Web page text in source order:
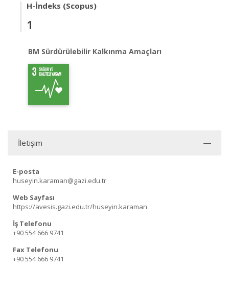
H-İndeks (Scopus)
1
BM Sürdürülebilir Kalkınma Amaçları
İletişim
E-posta
huseyin.karaman@gazi.edu.tr
Web Sayfası
https://avesis.gazi.edu.tr/huseyin.karaman
İş Telefonu
+90 554 666 9741
Fax Telefonu
+90 554 666 9741